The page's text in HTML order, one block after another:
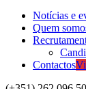
Notícias e
Quem
Contactos